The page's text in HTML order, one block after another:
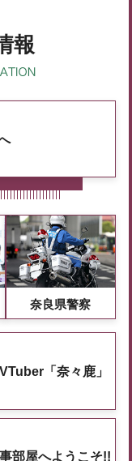
報
奈良県警察
「奈々鹿」
部屋へようこそ!!